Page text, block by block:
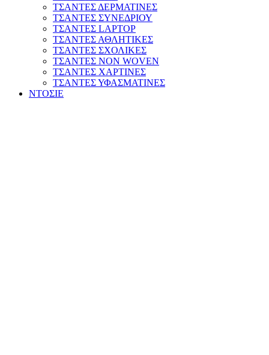
ΤΣΑΝΤΕΣ ΔΕΡΜΑΤΙΝΕΣ
ΤΣΑΝΤΕΣ ΣΥΝΕΔΡΙΟΥ
ΤΣΑΝΤΕΣ LAPTOP
ΤΣΑΝΤΕΣ ΑΘΛΗΤΙΚΕΣ
ΤΣΑΝΤΕΣ ΣΧΟΛΙΚΕΣ
ΤΣΑΝΤΕΣ NON WOVEN
ΤΣΑΝΤΕΣ ΧΑΡΤΙΝΕΣ
ΤΣΑΝΤΕΣ ΥΦΑΣΜΑΤΙΝΕΣ
ΝΤΟΣΙΕ